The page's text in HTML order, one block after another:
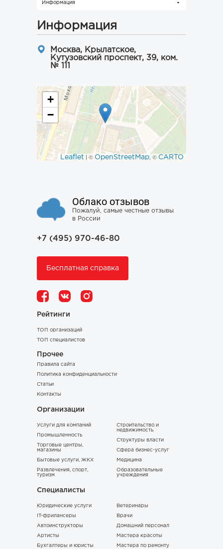
Информация
Информация
Москва, Крылатское,
Кутузовский проспект, 39, ком.
№ 111
+
−
Leaflet | © OpenStreetMap, © CARTO
Облако отзывов
Пожалуй, самые честные отзывы
в России
+7 (495) 970-46-80
Бесплатная справка
Рейтинги
ТОП организаций
ТОП специалистов
Прочее
Правила сайта
Политика конфиденциальности
Статьи
Контакты
Организации
Услуги для компаний
Промышленность
Торговые центры,
магазины
Бытовые услуги, ЖКХ
Развлечения, спорт,
туризм
Строительство и
недвижимость
Структуры власти
Сфера бизнес-услуг
Медицина
Образовательные
учреждения
Специалисты
Юридические услуги
IT-фрилансеры
Автоинструкторы
Артисты
Бухгалтеры и юристы
Ветеринары
Врачи
Домашний персонал
Мастера красоты
Мастера по ремонту